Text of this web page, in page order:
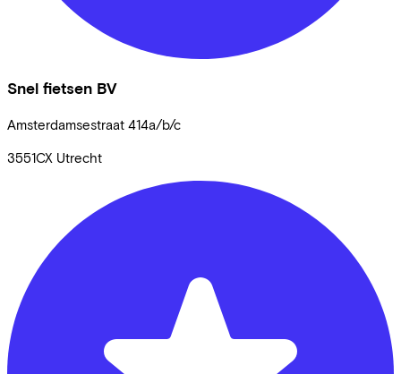
Snel fietsen BV
Amsterdamsestraat 414a/b/c
3551CX Utrecht